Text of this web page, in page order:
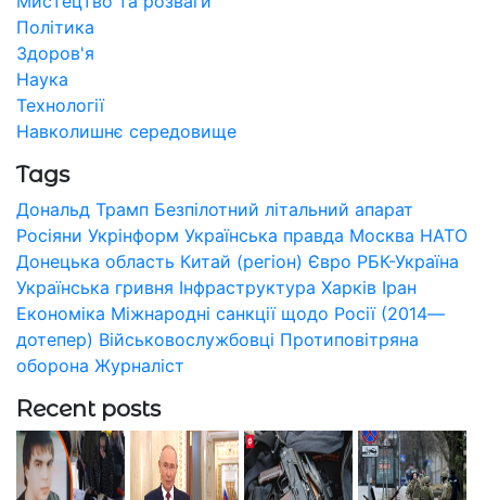
Політика
Здоров'я
Наука
Технології
Навколишнє середовище
Tags
Дональд Трамп Безпілотний літальний апарат
Росіяни Укрінформ Українська правда Москва НАТО
Донецька область Китай (регіон) Євро РБК-Україна
Українська гривня Інфраструктура Харків Іран
Економіка Міжнародні санкції щодо Росії (2014—
дотепер) Військовослужбовці Протиповітряна
оборона Журналіст
Recent posts